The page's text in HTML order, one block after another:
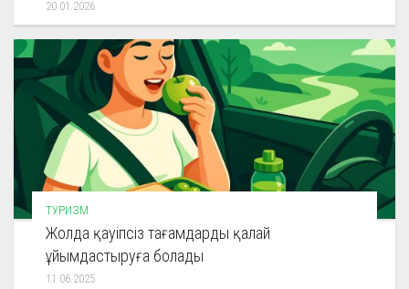
20.01.2026
ТУРИЗМ
Жолда қауіпсіз тағамдарды қалай
ұйымдастыруға болады
11.06.2025